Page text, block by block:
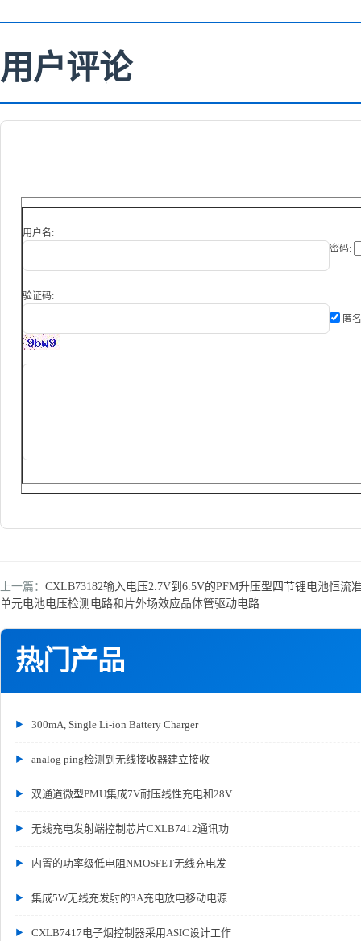
热门产品
300mA, Single Li-ion Battery Charger
analog ping检测到无线接收器建立接收
双通道微型PMU集成7V耐压线性充电和28V
无线充电发射端控制芯片CXLB7412通讯功
内置的功率级低电阻NMOSFET无线充电发
集成5W无线充发射的3A充电放电移动电源
CXLB7417电子烟控制器采用ASIC设计工作
用户评论
用户名:
密码:
验证码:
匿
上一篇： CXLB73182输入电压2.7V到6.5V的PFM升压型四节锂电池恒
单元电池电压检测电路和片外场效应晶体管驱动电路